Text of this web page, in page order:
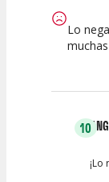
Lo
10